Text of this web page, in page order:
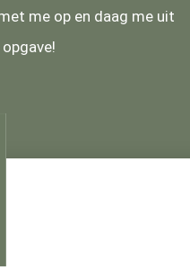
me op en daag me uit